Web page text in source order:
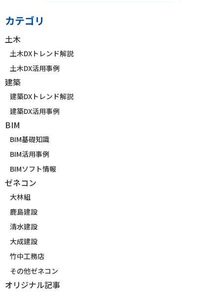
カテゴリ
土木
土木DXトレンド解説
土木DX活用事例
建築
建築DXトレンド解説
建築DX活用事例
BIM
BIM基礎知識
BIM活用事例
BIMソフト情報
ゼネコン
大林組
鹿島建設
清水建設
大成建設
竹中工務店
その他ゼネコン
オリジナル記事